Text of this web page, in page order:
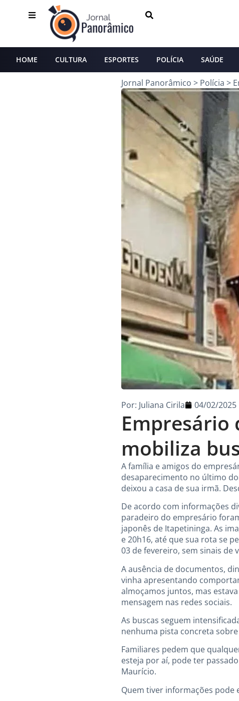
HOME CULTURA ESPORTES POLÍCIA SAÚDE
Jornal Panorâmico > Polícia >
Empresário
mobiliza
Por: Juliana Cirila 04/02/2025
A família e amigos do
desaparecimento no último
deixou a casa de sua irmã.
De acordo com informações
paradeiro do empresário
japonês de Itapetininga. As
e 20h16, até que sua rota se
03 de fevereiro, sem sinais de
A ausência de documentos,
vinha apresentando
almoçamos juntos, mas
mensagem nas redes sociais.
As buscas seguem
nenhuma pista concreta
Familiares pedem que
esteja por aí, pode ter
Maurício.
Quem tiver informações